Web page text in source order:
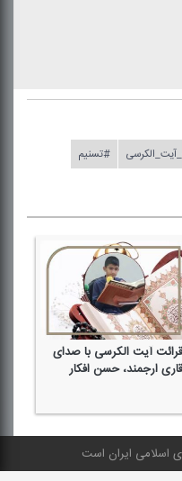
#تسنیم
قرائت آیت الكرسی با صدای
قاری ارجمند، حسن افكار
اسلامی ایران است